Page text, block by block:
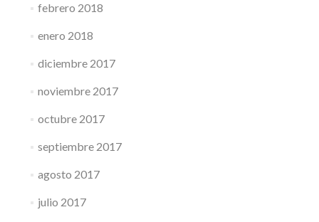
febrero 2018
enero 2018
diciembre 2017
noviembre 2017
octubre 2017
septiembre 2017
agosto 2017
julio 2017